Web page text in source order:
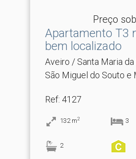
Preço
Apartamento T3
bem localizado
Aveiro / Santa Maria
São Miguel do Souto e
Ref: 4127
132 m2 3
2